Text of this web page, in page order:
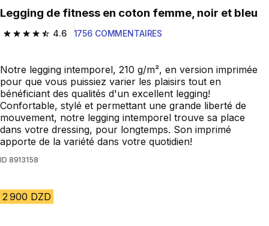
Legging de fitness en coton femme, noir et bleu
4.6
4.6 out of 5 stars from 1756 reviews
1756 COMMENTAIRES
Notre legging intemporel, 210 g/m², en version imprimée
pour que vous puissiez varier les plaisirs tout en
bénéficiant des qualités d'un excellent legging!
Confortable, stylé et permettant une grande liberté de
mouvement, notre legging intemporel trouve sa place
dans votre dressing, pour longtemps. Son imprimé
apporte de la variété dans votre quotidien!
ID 8913158
2 900 DZD